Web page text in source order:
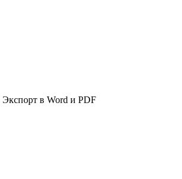
Экспорт в Word и PDF